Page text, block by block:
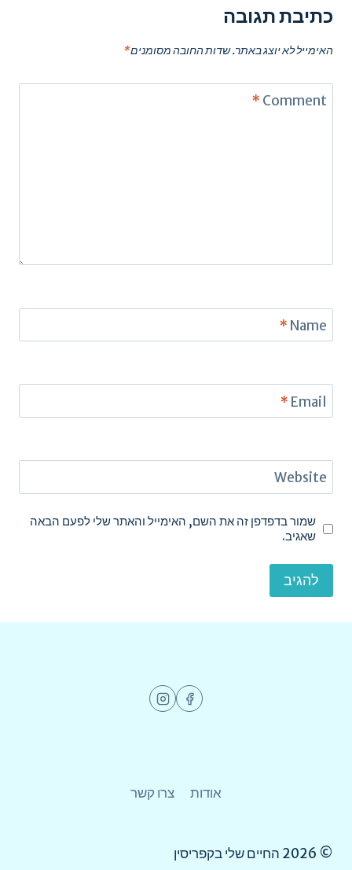
כתיבת תגובה
האימייל לא יוצג באתר.שדות החובה מסומנים*
Comment
*
Name
*
Email
*
Website
שמור בדפדפן זה את השם, האימייל והאתר שלי לפעם הבאה
שאגיב.
אודות צרו קשר
© 2026 החיים שלי בקפריסין